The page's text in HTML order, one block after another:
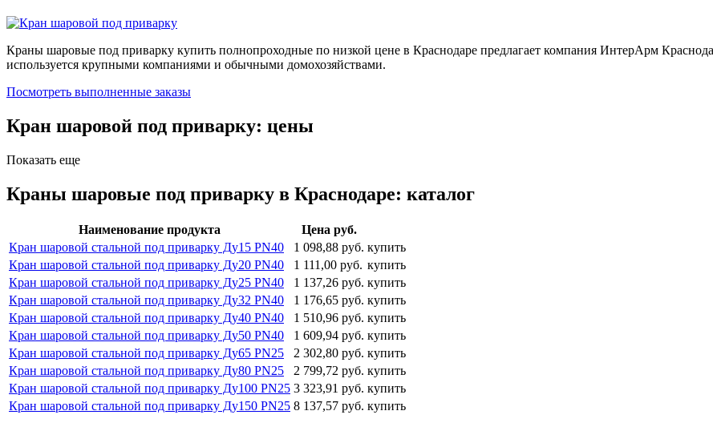
Краны шаровые под приварку купить полнопроходные по низкой цене в Краснодаре предлагает компания ИнтерАрм
используется крупными компаниями и обычными домохозяйствами.
Посмотреть выполненные заказы
Кран шаровой под приварку: цены
Показать еще
Краны шаровые под приварку в Краснодаре: каталог
Наименование продукта
Цена руб.
Кран шаровой стальной под приварку Ду15 PN40
1 098,88 руб. купить
Кран шаровой стальной под приварку Ду20 PN40
1 111,00 руб. купить
Кран шаровой стальной под приварку Ду25 PN40
1 137,26 руб. купить
Кран шаровой стальной под приварку Ду32 PN40
1 176,65 руб. купить
Кран шаровой стальной под приварку Ду40 PN40
1 510,96 руб. купить
Кран шаровой стальной под приварку Ду50 PN40
1 609,94 руб. купить
Кран шаровой стальной под приварку Ду65 PN25
2 302,80 руб. купить
Кран шаровой стальной под приварку Ду80 PN25
2 799,72 руб. купить
Кран шаровой стальной под приварку Ду100 PN25 3 323,91 руб. купить
Кран шаровой стальной под приварку Ду150 PN25 8 137,57 руб. купить